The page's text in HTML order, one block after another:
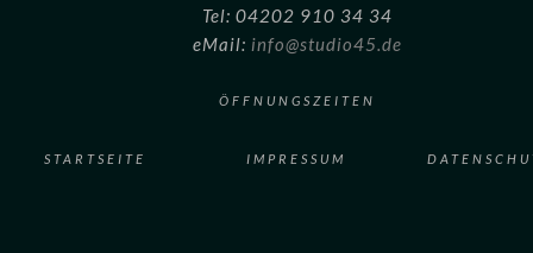
Tel: 04202 910 34 34
eMail: info@studio45.de
ÖFFNUNGSZEITEN
STARTSEITE IMPRESSUM